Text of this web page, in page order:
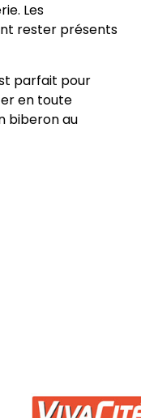
Les
rester présents
parfait pour
en toute
biberon au